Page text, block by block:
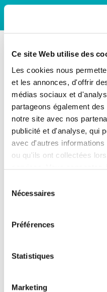
Ce site Web utilise des
Les cookies nous
et les annonces, d'offrir
médias sociaux et
partageons également
notre site avec nos
publicité et d'analyse, qui
avec d'autres
ou qu'ils ont collectées
Nécessaires
Préférences
Statistiques
Marketing